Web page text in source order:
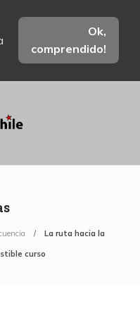
Ok,
comprendido!
La ruta hacia la
curso